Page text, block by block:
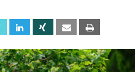
Twitter Linkedin Xing Email